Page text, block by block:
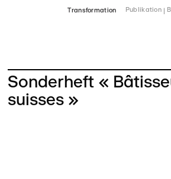
Transformation Publikation
Sonderheft «
suisses »